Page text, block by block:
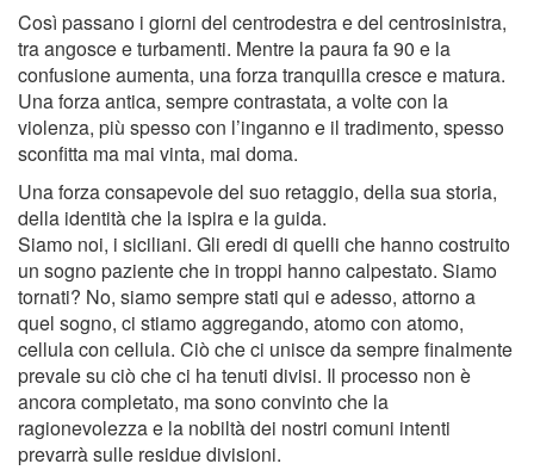
Così passano i giorni del centrodestra e del centrosinistra,
tra angosce e turbamenti. Mentre la paura fa 90 e la
confusione aumenta, una forza tranquilla cresce e matura.
Una forza antica, sempre contrastata, a volte con la
violenza, più spesso con l’inganno e il tradimento, spesso
sconfitta ma mai vinta, mai doma.
Una forza consapevole del suo retaggio, della sua storia,
della identità che la ispira e la guida.
Siamo noi, i siciliani. Gli eredi di quelli che hanno costruito
un sogno paziente che in troppi hanno calpestato. Siamo
tornati? No, siamo sempre stati qui e adesso, attorno a
quel sogno, ci stiamo aggregando, atomo con atomo,
cellula con cellula. Ciò che ci unisce da sempre finalmente
prevale su ciò che ci ha tenuti divisi. Il processo non è
ancora completato, ma sono convinto che la
ragionevolezza e la nobiltà dei nostri comuni intenti
prevarrà sulle residue divisioni.